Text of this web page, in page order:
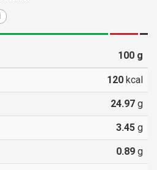
100 g
120 kcal
24.97 g
3.45 g
0.89 g